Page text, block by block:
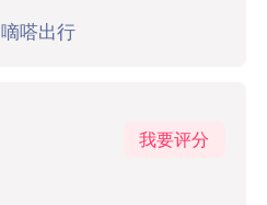
嘀嗒出行
我要评分